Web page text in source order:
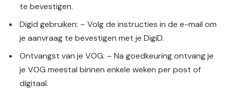
te bevestigen.
Digid gebruiken: – Volg de instructies in de e-mail om
je aanvraag te bevestigen met je DigiD.
Ontvangst van je VOG: – Na goedkeuring ontvang je
je VOG meestal binnen enkele weken per post of
digitaal.